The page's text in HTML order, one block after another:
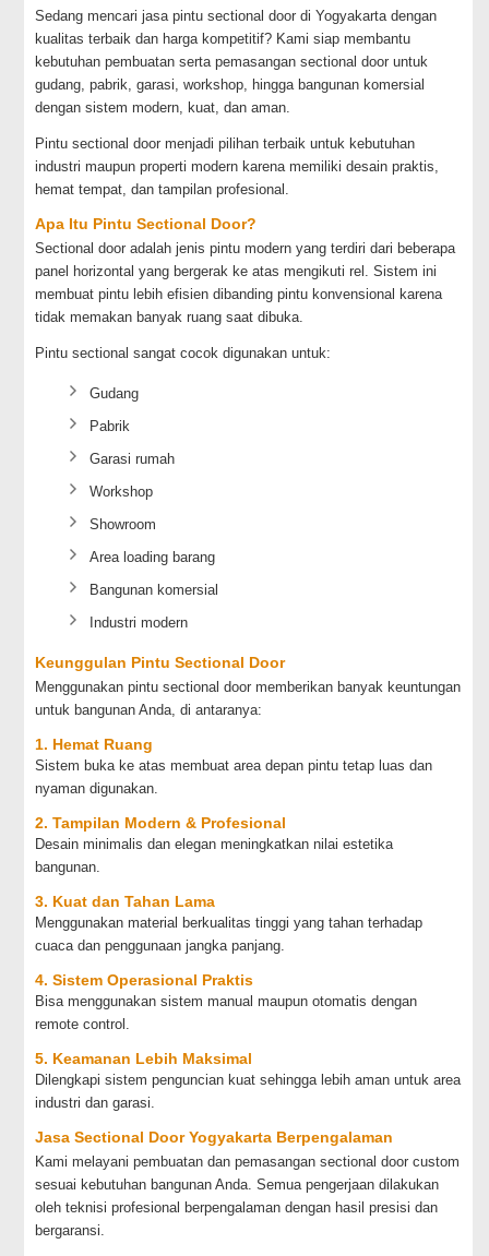
Sedang mencari jasa pintu sectional door di Yogyakarta dengan
kualitas terbaik dan harga kompetitif? Kami siap membantu
kebutuhan pembuatan serta pemasangan sectional door untuk
gudang, pabrik, garasi, workshop, hingga bangunan komersial
dengan sistem modern, kuat, dan aman.
Pintu sectional door menjadi pilihan terbaik untuk kebutuhan
industri maupun properti modern karena memiliki desain praktis,
hemat tempat, dan tampilan profesional.
Apa Itu Pintu Sectional Door?
Sectional door adalah jenis pintu modern yang terdiri dari beberapa
panel horizontal yang bergerak ke atas mengikuti rel. Sistem ini
membuat pintu lebih efisien dibanding pintu konvensional karena
tidak memakan banyak ruang saat dibuka.
Pintu sectional sangat cocok digunakan untuk:
Gudang
Pabrik
Garasi rumah
Workshop
Showroom
Area loading barang
Bangunan komersial
Industri modern
Keunggulan Pintu Sectional Door
Menggunakan pintu sectional door memberikan banyak keuntungan
untuk bangunan Anda, di antaranya:
1. Hemat Ruang
Sistem buka ke atas membuat area depan pintu tetap luas dan
nyaman digunakan.
2. Tampilan Modern & Profesional
Desain minimalis dan elegan meningkatkan nilai estetika
bangunan.
3. Kuat dan Tahan Lama
Menggunakan material berkualitas tinggi yang tahan terhadap
cuaca dan penggunaan jangka panjang.
4. Sistem Operasional Praktis
Bisa menggunakan sistem manual maupun otomatis dengan
remote control.
5. Keamanan Lebih Maksimal
Dilengkapi sistem penguncian kuat sehingga lebih aman untuk area
industri dan garasi.
Jasa Sectional Door Yogyakarta Berpengalaman
Kami melayani pembuatan dan pemasangan sectional door custom
sesuai kebutuhan bangunan Anda. Semua pengerjaan dilakukan
oleh teknisi profesional berpengalaman dengan hasil presisi dan
bergaransi.